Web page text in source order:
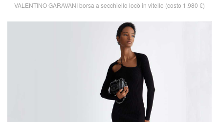
VALENTINO GARAVANI borsa a secchiello locò in vitello (costo 1.980 €)